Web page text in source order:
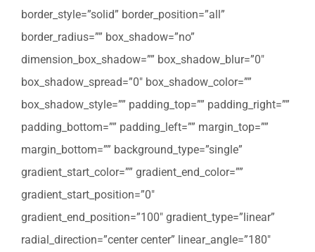
border_style=”solid” border_position=”all”
border_radius=”” box_shadow=”no”
dimension_box_shadow=”” box_shadow_blur=”0″
box_shadow_spread=”0″ box_shadow_color=””
box_shadow_style=”” padding_top=”” padding_right=””
padding_bottom=”” padding_left=”” margin_top=””
margin_bottom=”” background_type=”single”
gradient_start_color=”” gradient_end_color=””
gradient_start_position=”0″
gradient_end_position=”100″ gradient_type=”linear”
radial_direction=”center center” linear_angle=”180″